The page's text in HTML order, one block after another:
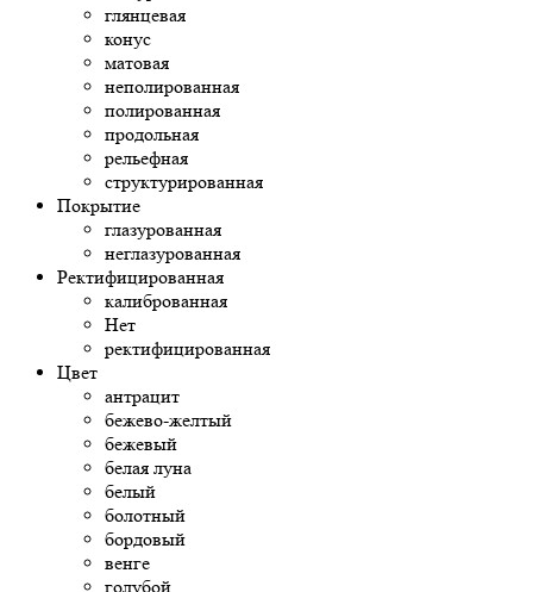
глянцевая
конус
матовая
неполированная
полированная
продольная
рельефная
структурированная
Покрытие
глазурованная
неглазурованная
Ректифицированная
калиброванная
Нет
ректифицированная
Цвет
антрацит
бежево-желтый
бежевый
белая луна
белый
болотный
бордовый
венге
голубой